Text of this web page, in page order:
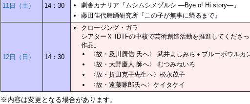
11日（土） 14：30
劇舎カナリア『ムシムシメヅルシ —Bye o! Hi story—』
藤田佳代舞踊研究所『この子が無事に帰るまで』
12日（日） 14：30
クロージング・ガラ
シアターＸ IDTFの中核で芸術創造活動を推進してくださ
作品。
〈故・及川廣信 氏へ〉 武井よしみち＋ブルーボウルカ
〈故・大野慶人 師へ〉 むつみねいろ
〈故・折田克子先生へ〉松永茂子
〈故・遠藤啄郎氏へ〉ケイタケイ
※内容は変更となる場合があります。